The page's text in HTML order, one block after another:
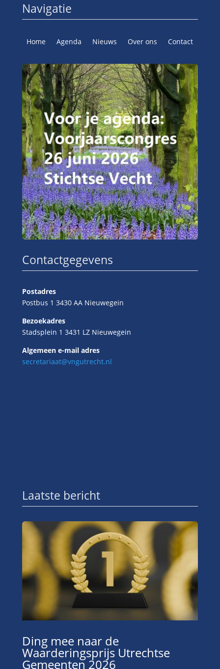
Navigatie
Home Agenda Nieuws Over ons Contact
Contactgegevens
Postadres
Postbus 1 3430 AA Nieuwegein
Bezoekadres
Stadsplein 1 3431 LZ Nieuwegein
Algemeen e-mail adres
secretariaat@vngutrecht.nl
Laatste bericht
Ding mee naar de
Waarderingsprijs Utrechtse
Gemeenten 2026